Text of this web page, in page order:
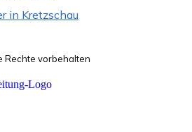
in Kretzschau
Rechte vorbehalten